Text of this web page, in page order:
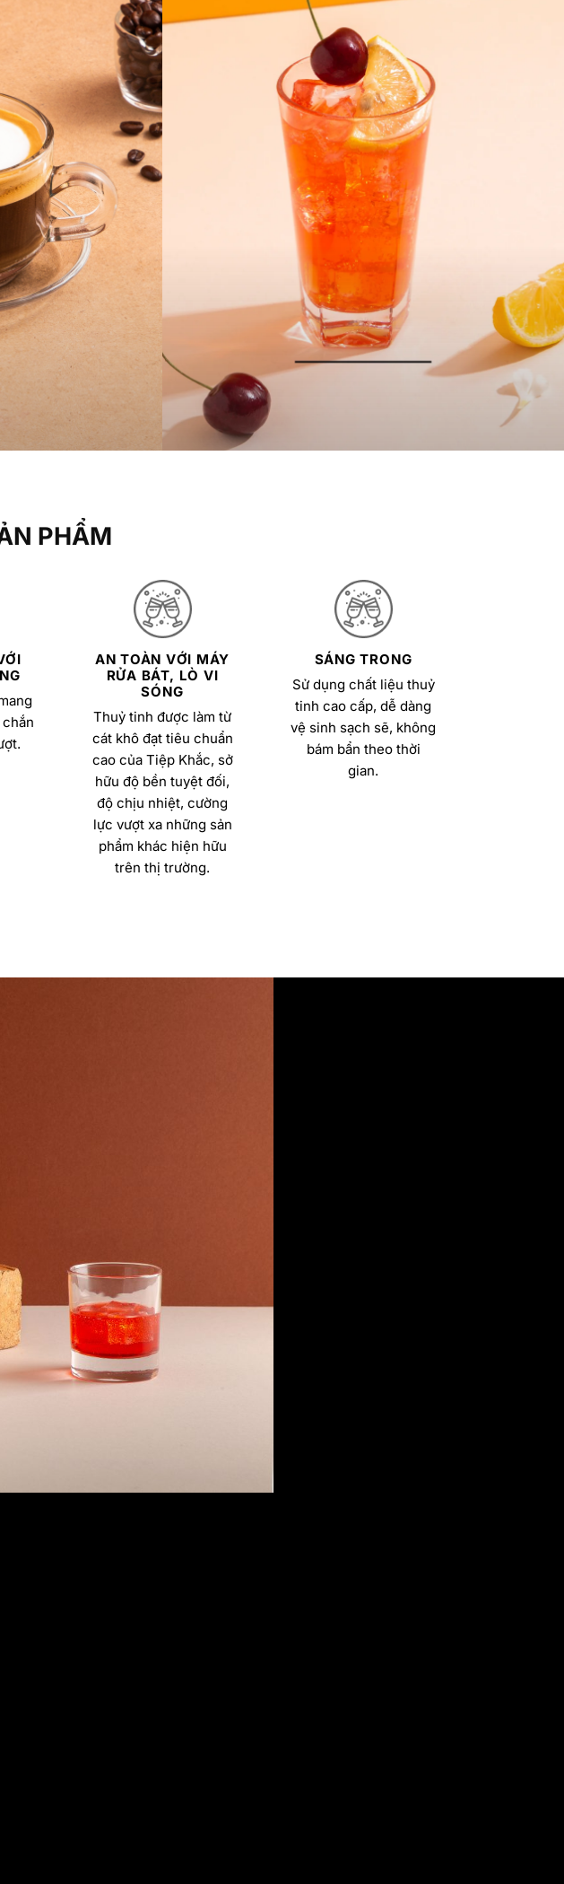
PHẨM
AN TOÀN VỚI MÁY
RỬA BÁT, LÒ VI
SÓNG
Thuỷ tinh được làm từ
cát khô đạt tiêu chuẩn
cao của Tiệp Khắc, sở
hữu độ bền tuyệt đối,
độ chịu nhiệt, cường
lực vượt xa những sản
phẩm khác hiện hữu
trên thị trường.
SÁNG TRONG
Sử dụng chất liệu thuỷ
tinh cao cấp, dễ dàng
vệ sinh sạch sẽ, không
bám bẩn theo thời
gian.